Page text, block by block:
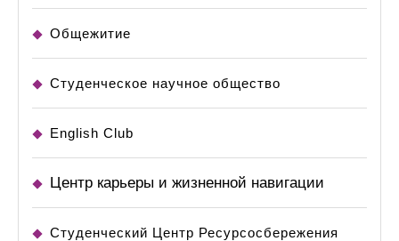
Общежитие
Студенческое научное общество
English Club
Центр карьеры и жизненной навигации
Студенческий Центр Ресурсосбережения